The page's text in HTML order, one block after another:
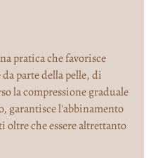
pratica che favorisce
parte della pelle, di
la compressione graduale
garantisce l'abbinamento
che essere altrettanto